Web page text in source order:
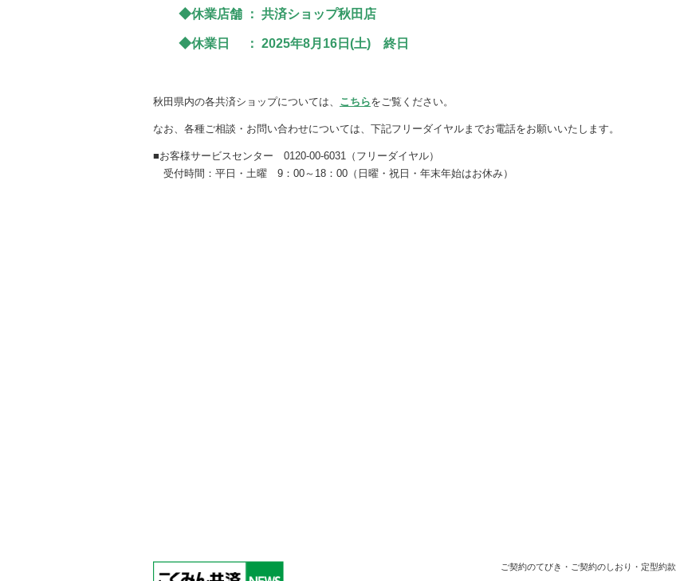
◆休業店舗 ： 共済ショップ秋田店
◆休業日 ： 2025年8月16日(土) 終日
秋田県内の各共済ショップについては、 こちらをご覧ください。
なお、各種ご相談・お問い合わせについては、下記フリーダイヤルまでお電話をお願いいたします。
■お客様サービスセンター 0120-00-6031（フリーダイヤル）
受付時間：平日・土曜 9：00～18：00（日曜・祝日・年末年始はお休み）
ご契約のてびき・ご契約のしおり・定型約款